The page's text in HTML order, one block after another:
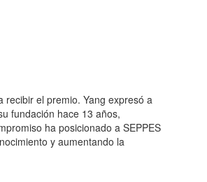
recibir el premio. Yang expresó a
fundación hace 13 años,
ha posicionado a SEPPES
y aumentando la